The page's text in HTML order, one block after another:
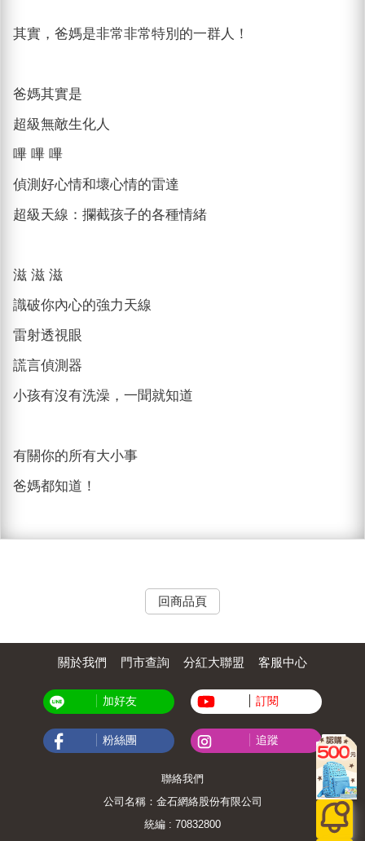
其實，爸媽是非常非常特別的一群人！
爸媽其實是
超級無敵生化人
嗶 嗶 嗶
偵測好心情和壞心情的雷達
超級天線：攔截孩子的各種情緒
滋 滋 滋
識破你內心的強力天線
雷射透視眼
謊言偵測器
小孩有沒有洗澡，一聞就知道
有關你的所有大小事
爸媽都知道！
回商品頁
關於我們 門市查詢 分紅大聯盟 客服中心
加好友 訂閱
粉絲團 追蹤
聯絡我們
公司名稱：金石網絡股份有限公司
統編 : 70832800